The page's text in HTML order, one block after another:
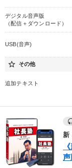
デジタル音声版
（配信＋ダウンロード）
USB(音声)
star_border その他
追加テキスト
新
声